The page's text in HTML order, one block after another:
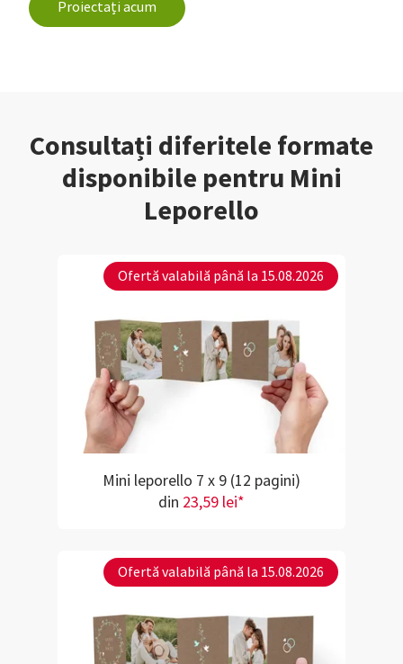
Proiectați acum
Consultați diferitele formate
disponibile pentru Mini
Leporello
Ofertă valabilă până la 15.08.2026
Mini leporello 7 x 9 (12 pagini)
din 23,59 lei*
Ofertă valabilă până la 15.08.2026